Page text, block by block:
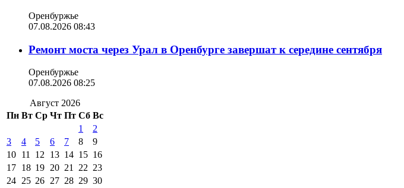
Оренбуржье
07.08.2026 08:43
Ремонт моста через Урал в Оренбурге завершат к середине сентября
Оренбуржье
07.08.2026 08:25
Август 2026
Пн Вт Ср Чт Пт Сб Вс
1
2
3
4 5 6 7 8
9
10 11 12 13 14 15 16
17 18 19 20 21 22 23
24 25 26 27 28 29 30